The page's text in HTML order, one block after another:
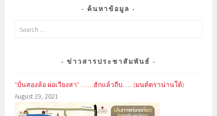
ค้นหาข้อมูล
Search
ข่าวสารประชาสัมพันธ์
“ปั่นสองล้อ ผ่อเวียงสา” ……ฮักแล้วถีบ….. (มนต์ตราน่านใต้)
August 19, 2021